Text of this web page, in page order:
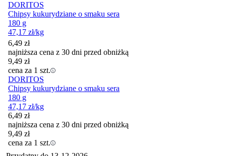
DORITOS
Chipsy kukurydziane o smaku sera
180 g
47,17 zł/kg
6,49 zł
najniższa cena z 30 dni przed obniżką
9,49 zł
cena za 1 szt.
DORITOS
Chipsy kukurydziane o smaku sera
180 g
47,17 zł/kg
6,49 zł
najniższa cena z 30 dni przed obniżką
9,49 zł
cena za 1 szt.